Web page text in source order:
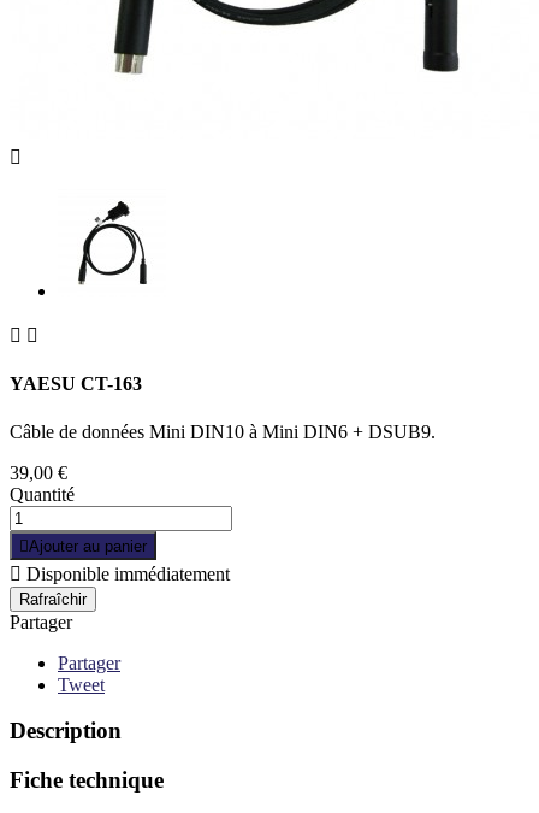

 
YAESU CT-163
Câble de données Mini DIN10 à Mini DIN6 + DSUB9.
39,00 €
Quantité
Ajouter au panier
 Disponible immédiatement
Partager
Partager
Tweet
Description
Fiche technique